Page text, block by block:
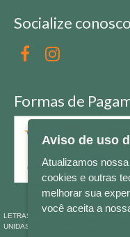
Socialize conosco
Formas de
LETRAS & CIA - CNPJ n°
UNIDAS , 2001 - Lojas 1064/1065 -
Aviso de uso
Atualizamos
cookies e outras
melhorar sua
você aceita a